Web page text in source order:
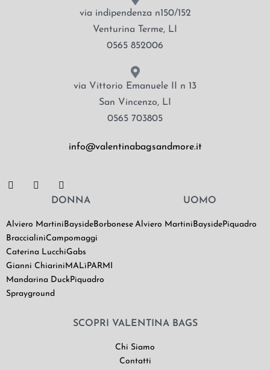
via indipendenza n150/152
Venturina Terme, LI
0565 852006
via Vittorio Emanuele II n 13
San Vincenzo, LI
0565 703805
info@valentinabagsandmore.it
DONNA
Alviero MartiniBaysideBorbonese
BraccialiniCampomaggi
Caterina LucchiGabs
Gianni ChiariniMALìPARMI
Mandarina DuckPiquadro
Sprayground
UOMO
Alviero MartiniBaysidePiquadro
SCOPRI VALENTINA BAGS
Chi Siamo
Contatti